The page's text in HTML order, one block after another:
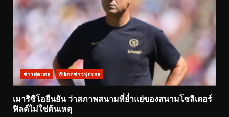
ข่าวฟุตบอล อัปเดตข่าวฟุตบอล
เมาริซิโอยืนยัน ว่าสภาพสนามที่ย่ำแย่ของสนามโซลิเดอร์
ฟิลด์ไม่ใช่ต้นเหตุ